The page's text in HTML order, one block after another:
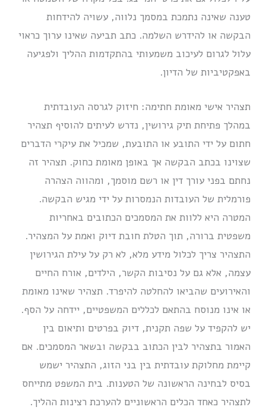
טענה שאינה נתמכת במסמך נלווה, עשויה להידחות
הבקשה או להידרש השלמה. כתב תביעה שאינו ערוך כראוי
עלול לגרום לעיכוב משמעותי בהתקדמות ההליך ולפגיעה
באפקטיביות של הדיון.
תצהיר אישי מאומת חתימה: חיזוק לגרסה העובדתית
במהלך פתיחת תיק גירושין, נדרש לעיתים להוסיף תצהיר
חתום על ידי התובע או התובעת, שמכיל את עיקרי הדברים
שצוינו בכתב הבקשה אך באופן מאומת כחוק. תצהיר זה
נחתם בפני עורך דין או רשם מוסמך, ומהווה הצהרה
פורמלית של העובדות הנמסרות על ידי מגיש הבקשה.
המטרה היא ללוות את המסמכים הכתובים באחריות
משפטית ברורה, תוך הטלת חובת דיוק ואמת על המצהיר.
התצהיר צריך לכלול מידע מלא, לא רק על עילת הגירושין
עצמה, אלא גם על נסיבות הקשר, הילדים, אורח החיים
והאירועים שהביאו להחלטה להיפרד. תצהיר שאינו מאומת
או אינו מנוסח בהתאם לכללים המשפטיים, יידחה על הסף.
יש להקפיד על שפה תקנית, דיוק בפרטים ותיאום בין
האמור בתצהיר לבין הכתוב בבקשה ובשאר המסמכים. אם
קיימת מחלוקת עובדתית בין בני הזוג, התצהיר ישמש
בסיס לבחינה הראשונה של הטענות. בית המשפט מתייחס
לתצהיר כאחד הכלים הראשוניים להערכת רצינות ההליך.